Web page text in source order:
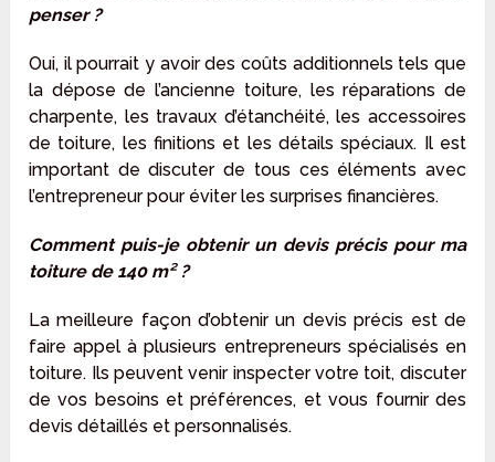
penser ?
Oui, il pourrait y avoir des coûts additionnels tels que
la dépose de l’ancienne toiture, les réparations de
charpente, les travaux d’étanchéité, les accessoires
de toiture, les finitions et les détails spéciaux. Il est
important de discuter de tous ces éléments avec
l’entrepreneur pour éviter les surprises financières.
Comment puis-je obtenir un devis précis pour ma
toiture de 140 m² ?
La meilleure façon d’obtenir un devis précis est de
faire appel à plusieurs entrepreneurs spécialisés en
toiture. Ils peuvent venir inspecter votre toit, discuter
de vos besoins et préférences, et vous fournir des
devis détaillés et personnalisés.